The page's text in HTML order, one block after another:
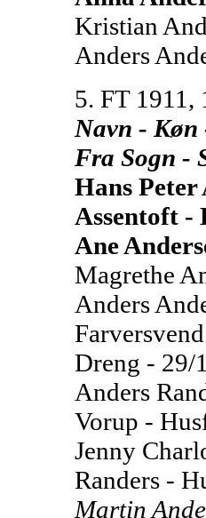
Kristian
Anders
5. FT 1911,
Navn -
Fra Sogn -
Hans Peter
Assentoft -
Ane
Magrethe
Anders
Farversvend
Dreng - 29/
Anders
Vorup -
Jenny
Randers -
Martin